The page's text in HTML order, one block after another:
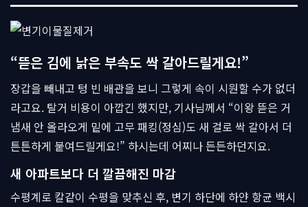
“뜯은 김에 낡은 부속도 싹 갈아드릴게요!”
장갑을 빼내고 텅 빈 배관을 보니 그렇게 속이 시원할 수가 없더
라고요. 탈거 비용이 아깝긴 했지만, 기사님께서 “이왕 뜯은 거
냄새 안 올라오게 밑에 고무 패킹(정심)도 새 걸로 싹 갈아서 더
튼튼하게 붙여드릴게요!” 하시는데 어찌나 든든하던지요.
새 아파트보다 더 깔끔해진 마감
수평계로 칼같이 수평을 맞추신 후, 변기 하단에 하얀 항균 백시